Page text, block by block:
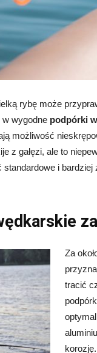
rybę może
wygodne podpórki
możliwość
z gałęzi, ale to
i
Za
tracić